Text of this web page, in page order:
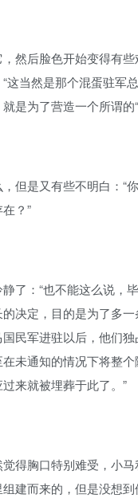
然后脸色开始变得有
这当然是那个混蛋驻军
是为了营造一个所谓的
但是又有些不明白：“
？”
了：“也不能这么说，
决定，目的是为了多
民军进驻以后，他们
未通知的情况下将整
来就被埋葬于此了。”
得胸口特别难受，小
建而来的，但是没想